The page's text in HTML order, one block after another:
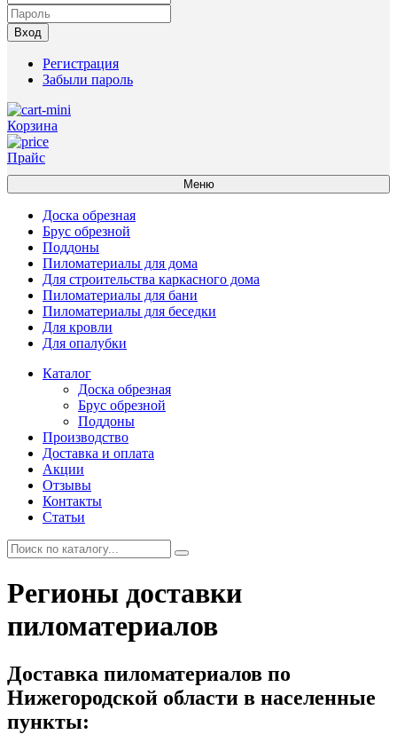
Вход
Регистрация
Забыли пароль
Корзина
Прайс
Меню
Доска обрезная
Брус обрезной
Поддоны
Пиломатериалы для дома
Для строительства каркасного дома
Пиломатериалы для бани
Пиломатериалы для беседки
Для кровли
Для опалубки
Каталог
Доска обрезная
Брус обрезной
Поддоны
Производство
Доставка и оплата
Акции
Отзывы
Контакты
Статьи
Регионы доставки
пиломатериалов
Доставка пиломатериалов по
Нижегородской области в населенные
пункты: